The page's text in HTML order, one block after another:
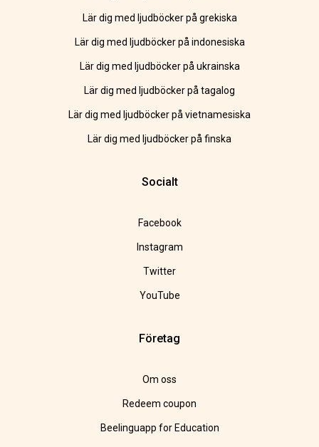
Lär dig med ljudböcker på grekiska
Lär dig med ljudböcker på indonesiska
Lär dig med ljudböcker på ukrainska
Lär dig med ljudböcker på tagalog
Lär dig med ljudböcker på vietnamesiska
Lär dig med ljudböcker på finska
Socialt
Facebook
Instagram
Twitter
YouTube
Företag
Om oss
Redeem coupon
Beelinguapp for Education